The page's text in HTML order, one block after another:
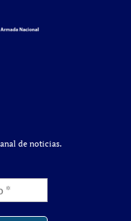
de noticias.